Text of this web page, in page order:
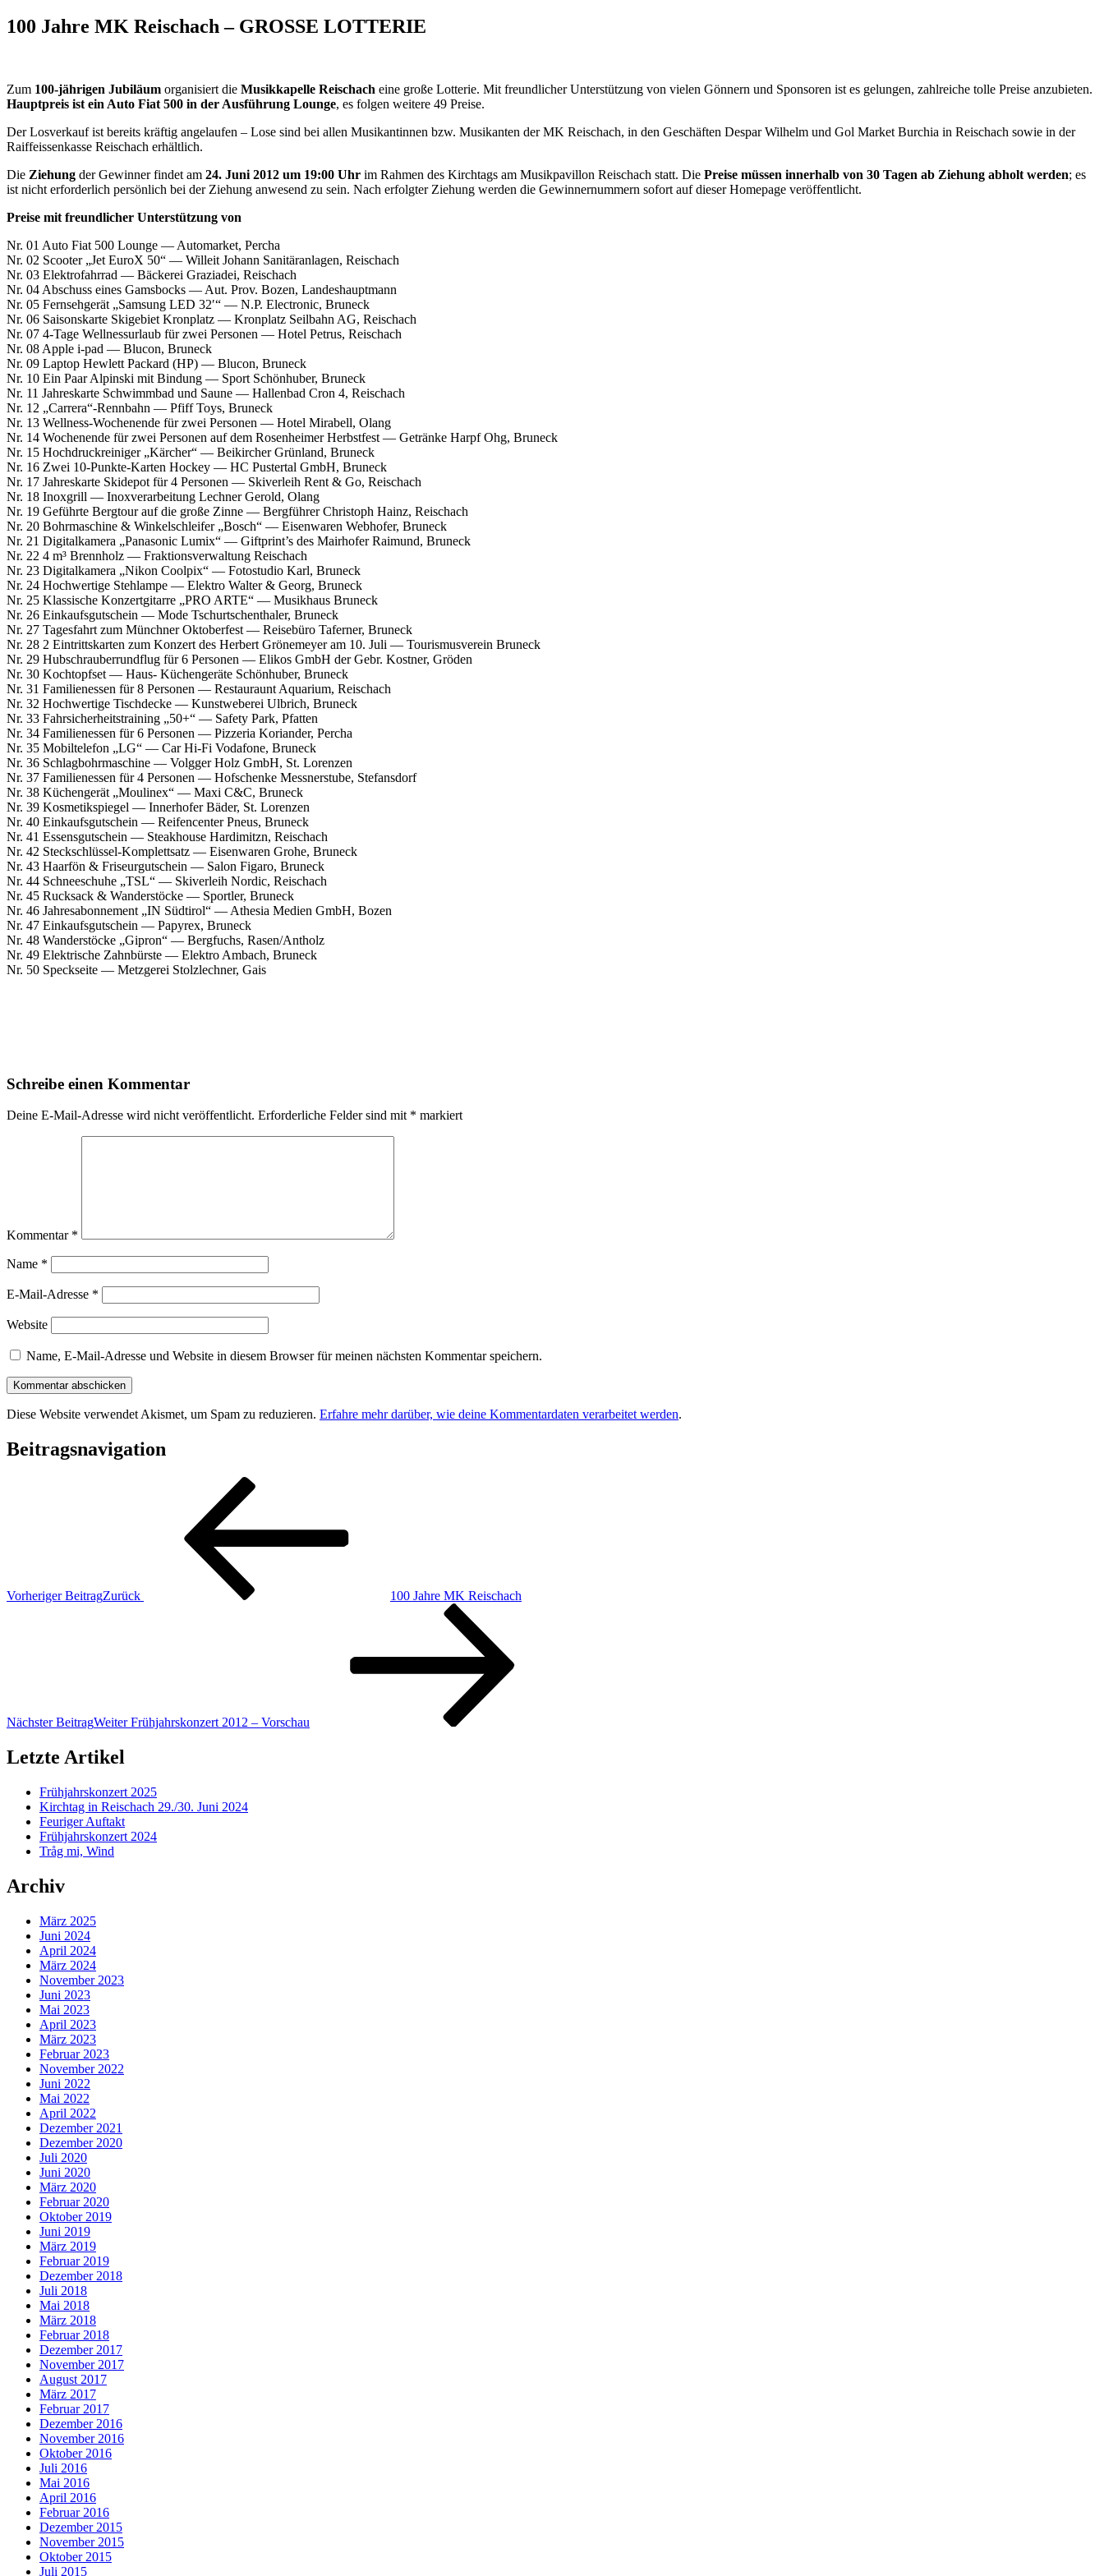
100 Jahre MK Reischach – GROSSE LOTTERIE
Zum 100-jährigen Jubiläum organisiert die Musikkapelle Reischach eine große Lotterie. Mit freundlicher Unterstützung von vielen Gönnern und Sponsoren ist es gelungen, zahlreiche tolle Preise anzubieten.
Hauptpreis ist ein Auto Fiat 500 in der Ausführung Lounge, es folgen weitere 49 Preise.
Der Losverkauf ist bereits kräftig angelaufen – Lose sind bei allen Musikantinnen bzw. Musikanten der MK Reischach, in den Geschäften Despar Wilhelm und Gol Market Burchia in Reischach sowie in der
Raiffeissenkasse Reischach erhältlich.
Die Ziehung der Gewinner findet am 24. Juni 2012 um 19:00 Uhr im Rahmen des Kirchtags am Musikpavillon Reischach statt. Die Preise müssen innerhalb von 30 Tagen ab Ziehung abholt werden; es
ist nicht erforderlich persönlich bei der Ziehung anwesend zu sein. Nach erfolgter Ziehung werden die Gewinnernummern sofort auf dieser Homepage veröffentlicht.
Preise mit freundlicher Unterstützung von
Nr. 01 Auto Fiat 500 Lounge — Automarket, Percha
Nr. 02 Scooter „Jet EuroX 50“ — Willeit Johann Sanitäranlagen, Reischach
Nr. 03 Elektrofahrrad — Bäckerei Graziadei, Reischach
Nr. 04 Abschuss eines Gamsbocks — Aut. Prov. Bozen, Landeshauptmann
Nr. 05 Fernsehgerät „Samsung LED 32′“ — N.P. Electronic, Bruneck
Nr. 06 Saisonskarte Skigebiet Kronplatz — Kronplatz Seilbahn AG, Reischach
Nr. 07 4-Tage Wellnessurlaub für zwei Personen — Hotel Petrus, Reischach
Nr. 08 Apple i-pad — Blucon, Bruneck
Nr. 09 Laptop Hewlett Packard (HP) — Blucon, Bruneck
Nr. 10 Ein Paar Alpinski mit Bindung — Sport Schönhuber, Bruneck
Nr. 11 Jahreskarte Schwimmbad und Saune — Hallenbad Cron 4, Reischach
Nr. 12 „Carrera“-Rennbahn — Pfiff Toys, Bruneck
Nr. 13 Wellness-Wochenende für zwei Personen — Hotel Mirabell, Olang
Nr. 14 Wochenende für zwei Personen auf dem Rosenheimer Herbstfest — Getränke Harpf Ohg, Bruneck
Nr. 15 Hochdruckreiniger „Kärcher“ — Beikircher Grünland, Bruneck
Nr. 16 Zwei 10-Punkte-Karten Hockey — HC Pustertal GmbH, Bruneck
Nr. 17 Jahreskarte Skidepot für 4 Personen — Skiverleih Rent & Go, Reischach
Nr. 18 Inoxgrill — Inoxverarbeitung Lechner Gerold, Olang
Nr. 19 Geführte Bergtour auf die große Zinne — Bergführer Christoph Hainz, Reischach
Nr. 20 Bohrmaschine & Winkelschleifer „Bosch“ — Eisenwaren Webhofer, Bruneck
Nr. 21 Digitalkamera „Panasonic Lumix“ — Giftprint’s des Mairhofer Raimund, Bruneck
Nr. 22 4 m³ Brennholz — Fraktionsverwaltung Reischach
Nr. 23 Digitalkamera „Nikon Coolpix“ — Fotostudio Karl, Bruneck
Nr. 24 Hochwertige Stehlampe — Elektro Walter & Georg, Bruneck
Nr. 25 Klassische Konzertgitarre „PRO ARTE“ — Musikhaus Bruneck
Nr. 26 Einkaufsgutschein — Mode Tschurtschenthaler, Bruneck
Nr. 27 Tagesfahrt zum Münchner Oktoberfest — Reisebüro Taferner, Bruneck
Nr. 28 2 Eintrittskarten zum Konzert des Herbert Grönemeyer am 10. Juli — Tourismusverein Bruneck
Nr. 29 Hubschrauberrundflug für 6 Personen — Elikos GmbH der Gebr. Kostner, Gröden
Nr. 30 Kochtopfset — Haus- Küchengeräte Schönhuber, Bruneck
Nr. 31 Familienessen für 8 Personen — Restauraunt Aquarium, Reischach
Nr. 32 Hochwertige Tischdecke — Kunstweberei Ulbrich, Bruneck
Nr. 33 Fahrsicherheitstraining „50+“ — Safety Park, Pfatten
Nr. 34 Familienessen für 6 Personen — Pizzeria Koriander, Percha
Nr. 35 Mobiltelefon „LG“ — Car Hi-Fi Vodafone, Bruneck
Nr. 36 Schlagbohrmaschine — Volgger Holz GmbH, St. Lorenzen
Nr. 37 Familienessen für 4 Personen — Hofschenke Messnerstube, Stefansdorf
Nr. 38 Küchengerät „Moulinex“ — Maxi C&C, Bruneck
Nr. 39 Kosmetikspiegel — Innerhofer Bäder, St. Lorenzen
Nr. 40 Einkaufsgutschein — Reifencenter Pneus, Bruneck
Nr. 41 Essensgutschein — Steakhouse Hardimitzn, Reischach
Nr. 42 Steckschlüssel-Komplettsatz — Eisenwaren Grohe, Bruneck
Nr. 43 Haarfön & Friseurgutschein — Salon Figaro, Bruneck
Nr. 44 Schneeschuhe „TSL“ — Skiverleih Nordic, Reischach
Nr. 45 Rucksack & Wanderstöcke — Sportler, Bruneck
Nr. 46 Jahresabonnement „IN Südtirol“ — Athesia Medien GmbH, Bozen
Nr. 47 Einkaufsgutschein — Papyrex, Bruneck
Nr. 48 Wanderstöcke „Gipron“ — Bergfuchs, Rasen/Antholz
Nr. 49 Elektrische Zahnbürste — Elektro Ambach, Bruneck
Nr. 50 Speckseite — Metzgerei Stolzlechner, Gais
Schreibe einen Kommentar
Deine E-Mail-Adresse wird nicht veröffentlicht. Erforderliche Felder sind mit * markiert
Kommentar *
Name *
E-Mail-Adresse *
Website
Name, E-Mail-Adresse und Website in diesem Browser für meinen nächsten Kommentar speichern.
Diese Website verwendet Akismet, um Spam zu reduzieren. Erfahre mehr darüber, wie deine Kommentardaten verarbeitet werden.
Beitragsnavigation
Vorheriger BeitragZurück 100 Jahre MK Reischach
Nächster BeitragWeiter Frühjahrskonzert 2012 – Vorschau
Letzte Artikel
Frühjahrskonzert 2025
Kirchtag in Reischach 29./30. Juni 2024
Feuriger Auftakt
Frühjahrskonzert 2024
Tråg mi, Wind
Archiv
März 2025
Juni 2024
April 2024
März 2024
November 2023
Juni 2023
Mai 2023
April 2023
März 2023
Februar 2023
November 2022
Juni 2022
Mai 2022
April 2022
Dezember 2021
Dezember 2020
Juli 2020
Juni 2020
März 2020
Februar 2020
Oktober 2019
Juni 2019
März 2019
Februar 2019
Dezember 2018
Juli 2018
Mai 2018
März 2018
Februar 2018
Dezember 2017
November 2017
August 2017
März 2017
Februar 2017
Dezember 2016
November 2016
Oktober 2016
Juli 2016
Mai 2016
April 2016
Februar 2016
Dezember 2015
November 2015
Oktober 2015
Juli 2015